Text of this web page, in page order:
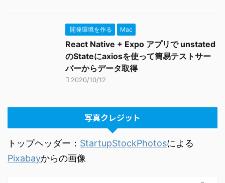
開発環境を作る Mac
React Native + Expo アプリで unstated
のStateにaxiosを使って簡易テストサー
バーからデータ取得
2020/10/12
写真クレジット
トップヘッダー： StartupStockPhotosによる
Pixabayからの画像